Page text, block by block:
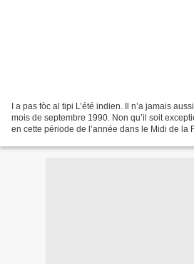
I a pas fòc al tipi L’été indien. Il n’a jamais
mois de septembre 1990. Non qu’il soit
en cette période de l’année dans le Midi de la